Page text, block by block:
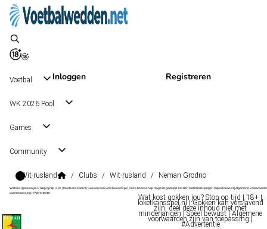
Inloggen Registreren
Voetbal
WK 2026 Pool
Games
Community
Wit-rusland / Clubs / Wit-rusland / Neman Grodno
Wat kost gokken jou? Stop op tijd | 18+ | loketkansspel.nl | Gokken kan verslavend zijn | Deze boodschap mag niet gedeeld worden met minderjarigen | Speel bewust | Algemene
van toepassing | #Advertentie
Wat kost gokken jou? Stop op tijd | 18+ |
loketkansspel.nl | Gokken kan verslavend
zijn, deel deze inhoud niet met
minderjarigen | Speel bewust | Algemene
voorwaarden zijn van toepassing |
#Advertentie